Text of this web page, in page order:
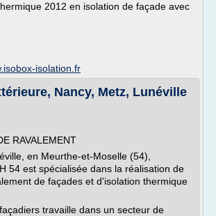
2012 en isolation de façade avec
isolation.fr
Nancy, Metz, Lunéville
RAVALEMENT
en Meurthe-et-Moselle (54),
54 est spécialisée dans la réalisation de
de façades et d'isolation thermique
travaille dans un secteur de